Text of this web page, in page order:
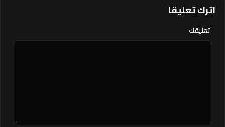
اترك تعليقاً
تعليقك